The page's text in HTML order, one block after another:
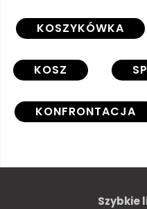
KOSZYKÓWKA
KOSZ
KONFRONTACJA
POŚPIECH
Szybkie